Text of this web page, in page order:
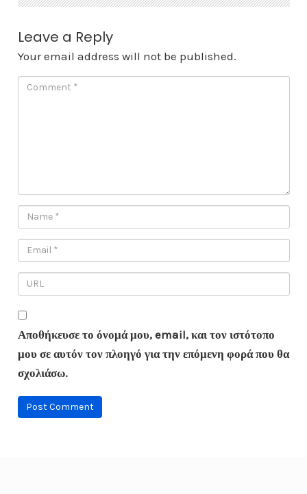
Leave a Reply
Your email address will not be published.
Αποθήκευσε το όνομά μου, email, και τον ιστότοπο
μου σε αυτόν τον πλοηγό για την επόμενη φορά που θα
σχολιάσω.